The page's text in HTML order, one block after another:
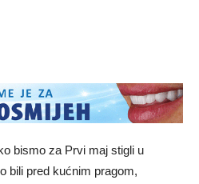
bismo za Prvi maj stigli u
bili pred kućnim pragom,